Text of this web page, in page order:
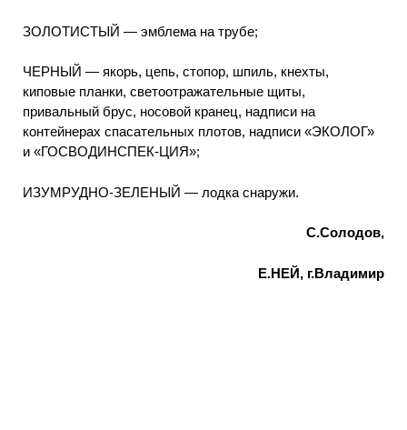
ЗОЛОТИСТЫЙ — эмблема на трубе;
ЧЕРНЫЙ — якорь, цепь, стопор, шпиль, кнехты,
киповые планки, светоотражательные щиты,
привальный брус, носовой кранец, надписи на
контейнерах спасательных плотов, надписи «ЭКОЛОГ»
и «ГОСВОДИНСПЕК-ЦИЯ»;
ИЗУМРУДНО-ЗЕЛЕНЫЙ — лодка снаружи.
C.Cолодов,
Е.НЕЙ, г.Владимир